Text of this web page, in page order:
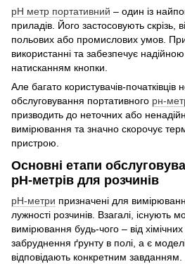
рН метр портативний – один із
приладів. Його застосовують скрізь,
польових або промислових умов.
використанні та забезпечує
натисканням кнопки.
Але багато користувачів-
обслуговування портативного рн-
призводить до неточних або
вимірювання та значно скорочує
пристрою.
Основні етапи
рН-метрів для розчинів
рН-метри призначені для
лужності розчинів. Взагалі, існують
вимірювання будь-чого – від
забруднення ґрунту в полі, а є
відповідають конкретним завданням.